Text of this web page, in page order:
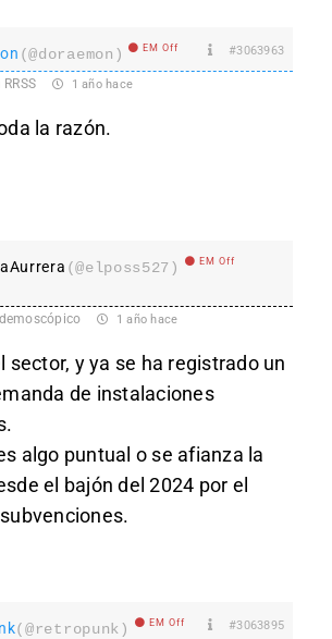
(@doraemon) EM Off #3063963
1 año hace
la razón.
(@elposs527) EM Off
1 año hace
sector, y ya se ha registrado un
de instalaciones
algo puntual o se afianza la
el bajón del 2024 por el
(@retropunk) EM Off #3063895